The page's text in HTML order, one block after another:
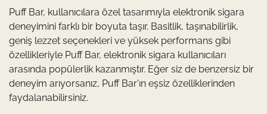
Puff Bar, kullanıcılara özel tasarımıyla elektronik sigara
deneyimini farklı bir boyuta taşır. Basitlik, taşınabilirlik,
geniş lezzet seçenekleri ve yüksek performans gibi
özellikleriyle Puff Bar, elektronik sigara kullanıcıları
arasında popülerlik kazanmıştır. Eğer siz de benzersiz bir
deneyim arıyorsanız, Puff Bar'ın eşsiz özelliklerinden
faydalanabilirsiniz.